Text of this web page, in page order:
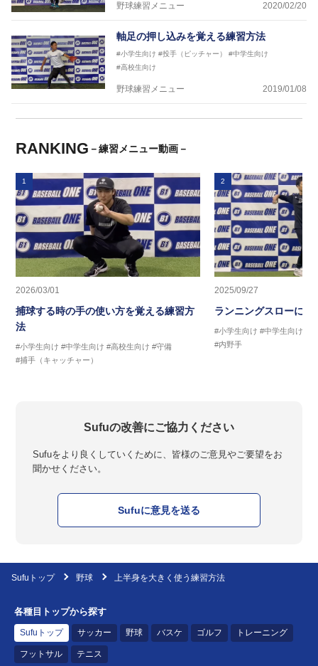
野球練習メニュー 2020/02/20
軸足の押し込みを覚える練習方法
#小学生向け #投手（ピッチャー）
#中学生向け
#高校生向け
野球練習メニュー 2019/01/08
RANKING －練習メニュー動画－
1
2026/03/01
捕球する時の手の使い方を覚える練習方
法
#小学生向け #中学生向け #高校生向け #守備
#捕手（キャッチャー）
2
2025/09/27
ランニングスローに繋
#小学生向け #中学生向け
#内野手
Sufuの改善にご協力ください
Sufuをより良くしていくために、皆様のご意見やご要望をお
聞かせください。
Sufuに意見を送る
Sufuトップ 野球 上半身を大きく使う練習方法
各種目トップから探す
Sufuトップ サッカー 野球 バスケ ゴルフ トレーニング
フットサル テニス